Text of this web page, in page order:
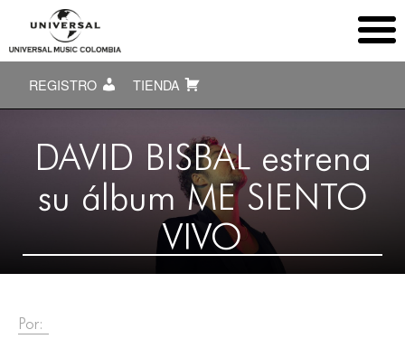
REGISTRO TIENDA
DAVID BISBAL estrena
su álbum ME SIENTO
VIVO
Por: